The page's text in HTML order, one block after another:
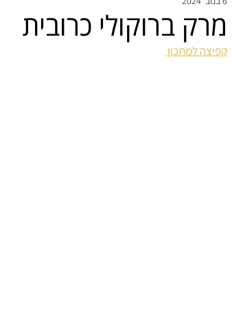
מרק ברוקולי כרובית
קפיצה למתכון